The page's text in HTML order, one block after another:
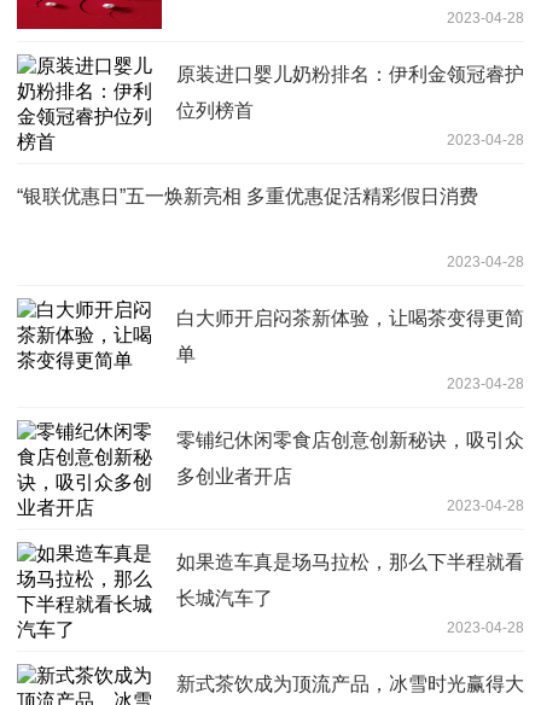
2023-04-28
原装进口婴儿奶粉排名：伊利金领冠睿护
位列榜首
2023-04-28
“银联优惠日”五一焕新亮相 多重优惠促活精彩假日消费
2023-04-28
白大师开启闷茶新体验，让喝茶变得更简
单
2023-04-28
零铺纪休闲零食店创意创新秘诀，吸引众
多创业者开店
2023-04-28
如果造车真是场马拉松，那么下半程就看
长城汽车了
2023-04-28
新式茶饮成为顶流产品，冰雪时光赢得大